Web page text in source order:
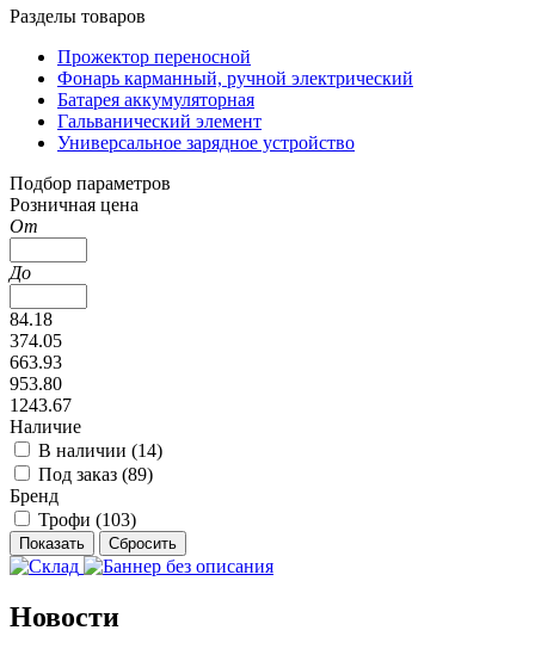
Разделы товаров
Прожектор переносной
Фонарь карманный, ручной электрический
Батарея аккумуляторная
Гальванический элемент
Универсальное зарядное устройство
Подбор параметров
Розничная цена
От
До
84.18
374.05
663.93
953.80
1243.67
Наличие
В наличии (14)
Под заказ (89)
Бренд
Трофи (103)
Новости